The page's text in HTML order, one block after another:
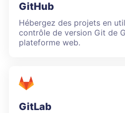
GitHub
Hébergez des projets en
contrôle de version Git de
plateforme web.
GitLab